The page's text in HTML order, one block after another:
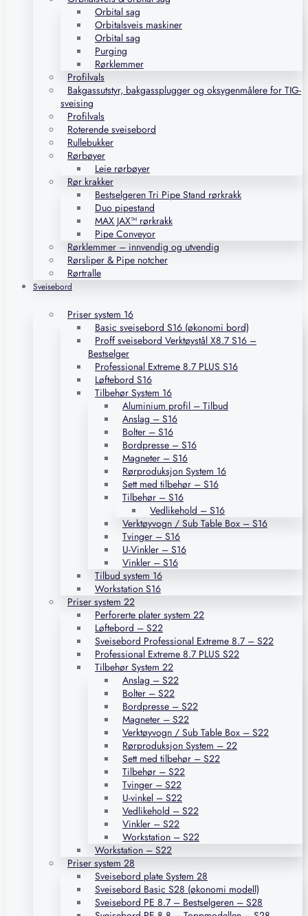
Orbital sag
Orbitalsveis maskiner
Orbital sag
Purging
Rørklemmer
Profilvals
Bakgassutstyr, bakgassplugger og oksygenmålere for TIG-
sveising
Profilvals
Roterende sveisebord
Rullebukker
Rørbøyer
Leie rørbøyer
Rør krakker
Bestselgeren Tri Pipe Stand rørkrakk
Duo pipestand
MAX JAX™ rørkrakk
Pipe Conveyor
Rørklemmer – innvendig og utvendig
Rørsliper & Pipe notcher
Rørtralle
Sveisebord
Priser system 16
Basic sveisebord S16 (økonomi bord)
Proff sveisebord Verktøystål X8.7 S16 –
Bestselger
Professional Extreme 8.7 PLUS S16
Løftebord S16
Tilbehør System 16
Aluminium profil – Tilbud
Anslag – S16
Bolter – S16
Bordpresse – S16
Magneter – S16
Rørproduksjon System 16
Sett med tilbehør – S16
Tilbehør – S16
Vedlikehold – S16
Verktøyvogn / Sub Table Box – S16
Tvinger – S16
U-Vinkler – S16
Vinkler – S16
Tilbud system 16
Workstation S16
Priser system 22
Perforerte plater system 22
Løftebord – S22
Sveisebord Professional Extreme 8.7 – S22
Professional Extreme 8.7 PLUS S22
Tilbehør System 22
Anslag – S22
Bolter – S22
Bordpresse – S22
Magneter – S22
Verktøyvogn / Sub Table Box – S22
Rørproduksjon System – 22
Sett med tilbehør – S22
Tilbehør – S22
Tvinger – S22
U-vinkel – S22
Vedlikehold – S22
Vinkler – S22
Workstation – S22
Workstation – S22
Priser system 28
Sveisebord plate System 28
Sveisebord Basic S28 (økonomi modell)
Sveisebord PE 8.7 – Bestselgeren – S28